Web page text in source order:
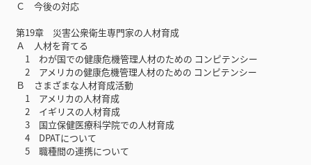
Ｃ 今後の対応
第19章 災害公衆衛生専門家の人材育成
Ａ 人材を育てる
1 わが国での健康危機管理人材のための コンピテンシー
2 アメリカの健康危機管理人材のための コンピテンシー
Ｂ さまざまな人材育成活動
1 アメリカの人材育成
2 イギリスの人材育成
3 国立保健医療科学院での人材育成
4 DPATについて
5 職種間の連携について